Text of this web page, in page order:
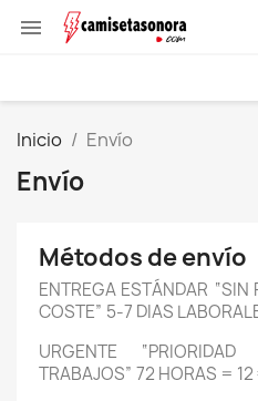

Inicio Envío
Envío
Métodos de envío
ENTREGA ESTÁNDAR
COSTE” 5-7 DIAS
URGENTE
TRABAJOS” 72 HORAS =